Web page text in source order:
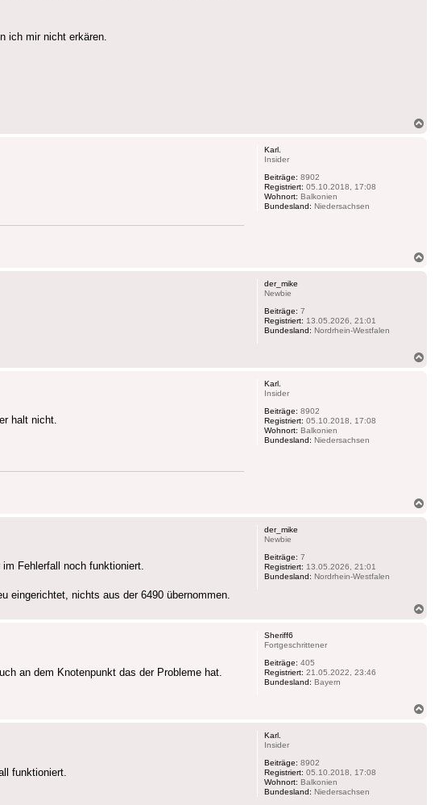
ich mir nicht erkären.
Karl.
Insider
Beiträge: 8902
Registriert: 05.10.2018, 17:08
Wohnort: Balkonien
Bundesland: Niedersachsen
der_mike
Newbie
Beiträge: 7
Registriert: 13.05.2026, 21:01
Bundesland: Nordrhein-Westfalen
Karl.
Insider
Beiträge: 8902
Registriert: 05.10.2018, 17:08
Wohnort: Balkonien
Bundesland: Niedersachsen
halt nicht.
der_mike
Newbie
Beiträge: 7
Registriert: 13.05.2026, 21:01
Bundesland: Nordrhein-Westfalen
Fehlerfall noch funktioniert.
eingerichtet, nichts aus der 6490 übernommen.
Sheriff6
Fortgeschrittener
Beiträge: 405
Registriert: 21.05.2022, 23:46
Bundesland: Bayern
an dem Knotenpunkt das der Probleme hat.
Karl.
Insider
Beiträge: 8902
Registriert: 05.10.2018, 17:08
Wohnort: Balkonien
Bundesland: Niedersachsen
funktioniert.